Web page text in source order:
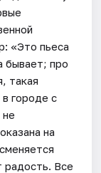
«Это пьеса
бывает; про
такая
в городе с
на
радость. Все